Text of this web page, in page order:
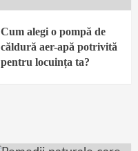
Cum alegi o pompă de
căldură aer-apă potrivită
pentru locuința ta?